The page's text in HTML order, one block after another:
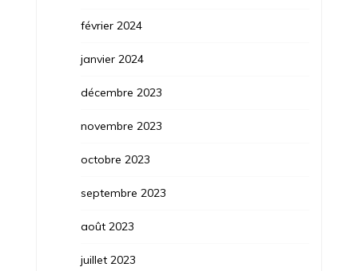
février 2024
janvier 2024
décembre 2023
novembre 2023
octobre 2023
septembre 2023
août 2023
juillet 2023